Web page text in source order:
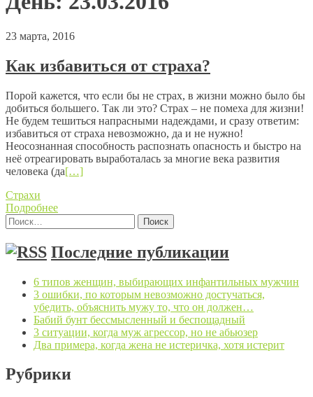
23 марта, 2016
Как избавиться от страха?
Порой кажется, что если бы не страх, в жизни можно было бы
добиться большего. Так ли это? Страх – не помеха для жизни!
Не будем тешиться напрасными надеждами, и сразу ответим:
избавиться от страха невозможно, да и не нужно!
Неосознанная способность распознать опасность и быстро на
неё отреагировать выработалась за многие века развития
человека (да[…]
Страхи
Подробнее
Найти:
Последние публикации
6 типов женщин, выбирающих инфантильных мужчин
3 ошибки, по которым невозможно достучаться,
убедить, объяснить мужу то, что он должен…
Бабий бунт бессмысленный и беспощадный
3 ситуации, когда муж агрессор, но не абьюзер
Два примера, когда жена не истеричка, хотя истерит
Рубрики